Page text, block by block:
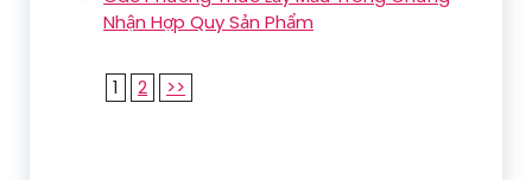
Nhận Hợp Quy Sản Phẩm
1 2 >>